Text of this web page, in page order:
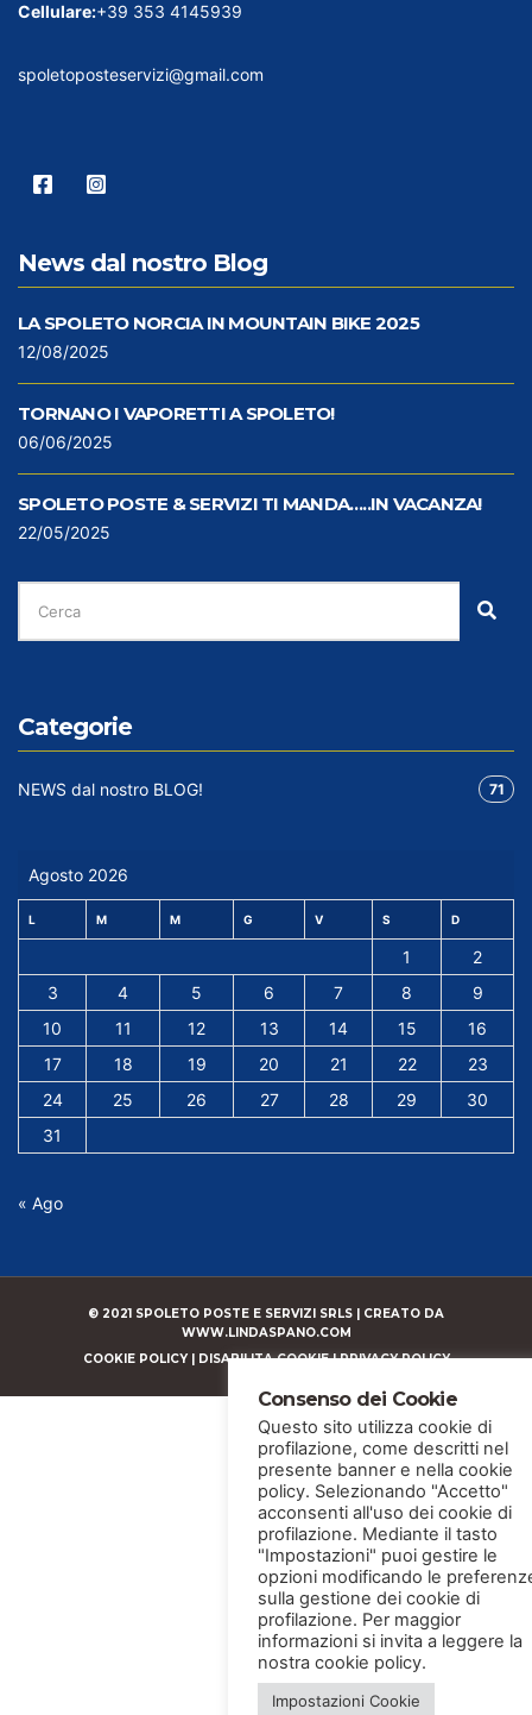
Cellulare:+39 353 4145939
spoletoposteservizi@gmail.com
News dal nostro Blog
LA SPOLETO NORCIA IN MOUNTAIN BIKE 2025
12/08/2025
TORNANO I VAPORETTI A SPOLETO!
06/06/2025
SPOLETO POSTE & SERVIZI TI MANDA…..IN VACANZA!
22/05/2025
CERCA
PER:
Categorie
NEWS dal nostro BLOG! 71
Agosto 2026
L M M G V S D
1
2
3
4 5 6 7 8
9
10
11 12 13 14 15
16
17
18 19 20 21 22
23
24
25 26 27 28 29
30
31
« Ago
© 2021 SPOLETO POSTE E SERVIZI SRLS | CREATO DA
WWW.LINDASPANO.COM
COOKIE POLICY| DISABILITA COOKIE|PRIVACY POLICY
Consenso dei Cookie
Questo sito utilizza cookie di
profilazione, come descritti nel
presente banner e nella cookie
policy. Selezionando "Accetto"
acconsenti all'uso dei cookie di
profilazione. Mediante il tasto
"Impostazioni" puoi gestire le
opzioni modificando le
sulla gestione dei cookie di
profilazione. Per maggior
informazioni si invita a leggere la
nostra cookie policy.
Impostazioni Cookie